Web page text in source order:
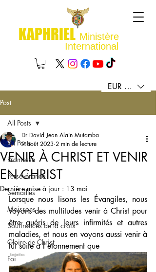
KAPHRIEL Ministère
International
EUR (€)
Post
All Posts
Promesse
Persévérance
Semailles
Moissons
Souffrances de la croix
Gloire de Christ
Foi
All Posts
VENIR À CHRIST ET VENIR
EN CHRIST
Dr David Jean Alain Mutamba
9 août 2023 2 min de lecture
Dernière mise à jour : 13 mai
Lorsque nous lisons les Évangiles, nous
voyons des multitudes venir à Christ pour
être guéris de leurs infirmités et autres
maladies, et nous en voyons aussi venir à
lui suite à l'étonnement que